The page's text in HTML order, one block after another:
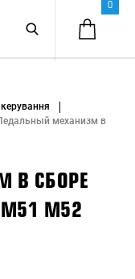
0
механизм в
В СБОРЕ
M52